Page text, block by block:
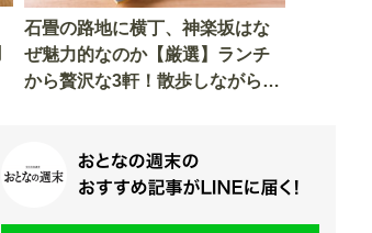
石畳の路地に横丁、神楽坂はな
ぜ魅力的なのか【厳選】ランチ
から贅沢な3軒！散歩しながら辿